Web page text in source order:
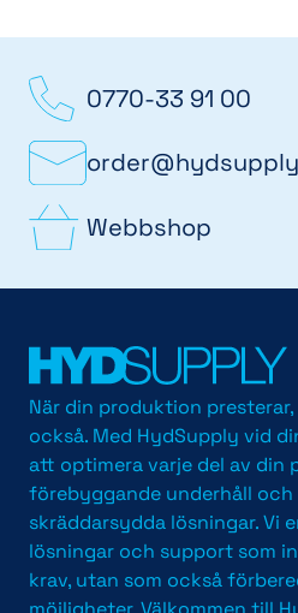
0770-33 91 00
Webbshop
När din produktion
också. Med HydSupply vid
att optimera varje del av din
förebyggande underhåll
skräddarsydda lösningar. Vi
lösningar och support som
krav, utan som också